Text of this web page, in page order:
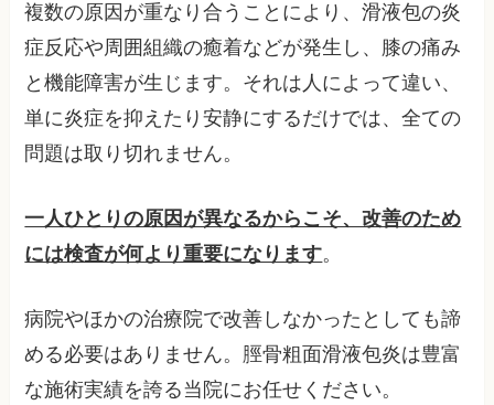
複数の原因が重なり合うことにより、滑液包の炎
症反応や周囲組織の癒着などが発生し、膝の痛み
と機能障害が生じます。それは人によって違い、
単に炎症を抑えたり安静にするだけでは、全ての
問題は取り切れません。
一人ひとりの原因が異なるからこそ、改善のため
には検査が何より重要になります。
病院やほかの治療院で改善しなかったとしても諦
める必要はありません。脛骨粗面滑液包炎は豊富
な施術実績を誇る当院にお任せください。